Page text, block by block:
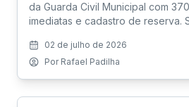
da Guarda Civil Municipal com
imediatas e cadastro de reserva.
prova objetiva, TAF, exames
psicológica, investigação social e
02 de julho de 2026
Por Rafael Padilha